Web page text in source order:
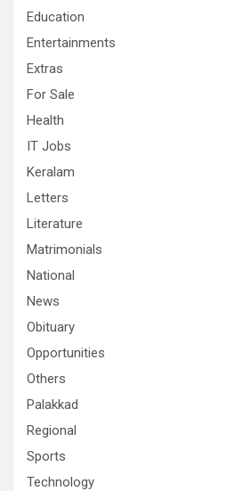
Education
Entertainments
Extras
For Sale
Health
IT Jobs
Keralam
Letters
Literature
Matrimonials
National
News
Obituary
Opportunities
Others
Palakkad
Regional
Sports
Technology